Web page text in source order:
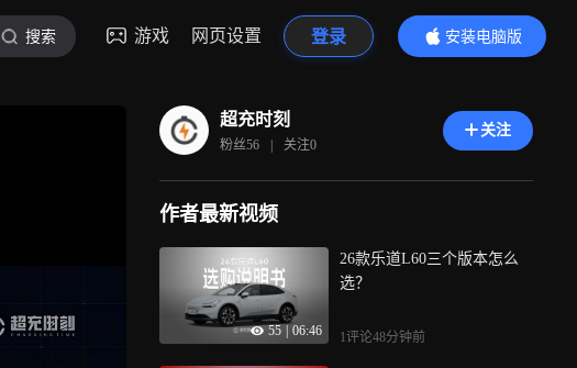
搜索 游戏 网页设置 登录
安装电脑版
内容更精彩
超充时刻
粉丝56 | 关注0
关注
作者最新视频
55 06:46
26款乐道L60三个版本怎么
选？
1评论48分钟前